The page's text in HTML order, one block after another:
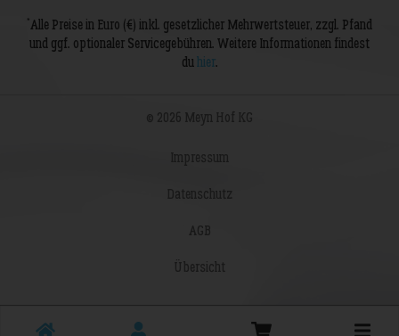
*Alle Preise in Euro (€) inkl. gesetzlicher Mehrwertsteuer, zzgl. Pfand
und ggf. optionaler Servicegebühren. Weitere Informationen findest
du hier.
© 2026 Meyn Hof KG
Impressum
Datenschutz
AGB
Übersicht
Toggle